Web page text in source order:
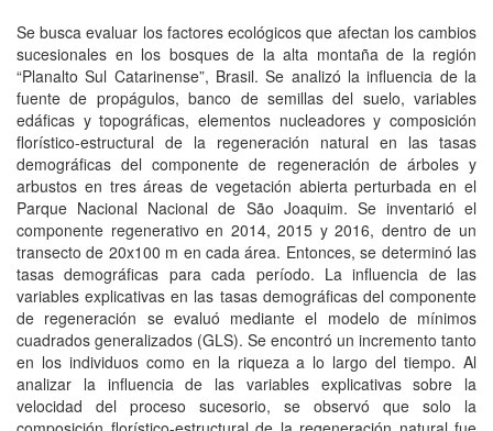
Se busca evaluar los factores ecológicos que afectan los cambios
sucesionales en los bosques de la alta montaña de la región
“Planalto Sul Catarinense”, Brasil. Se analizó la influencia de la
fuente de propágulos, banco de semillas del suelo, variables
edáficas y topográficas, elementos nucleadores y composición
florístico-estructural de la regeneración natural en las tasas
demográficas del componente de regeneración de árboles y
arbustos en tres áreas de vegetación abierta perturbada en el
Parque Nacional Nacional de São Joaquim. Se inventarió el
componente regenerativo en 2014, 2015 y 2016, dentro de un
transecto de 20x100 m en cada área. Entonces, se determinó las
tasas demográficas para cada período. La influencia de las
variables explicativas en las tasas demográficas del componente
de regeneración se evaluó mediante el modelo de mínimos
cuadrados generalizados (GLS). Se encontró un incremento tanto
en los individuos como en la riqueza a lo largo del tiempo. Al
analizar la influencia de las variables explicativas sobre la
velocidad del proceso sucesorio, se observó que solo la